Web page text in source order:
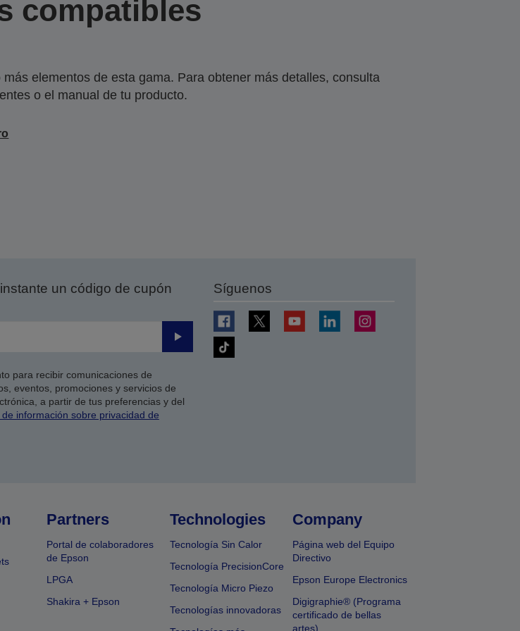
compatibles
elementos de esta gama. Para obtener más detalles, consulta
o el manual de tu producto.
un código de cupón
Enviar
para recibir comunicaciones de
eventos, promociones y servicios de
a partir de tus preferencias y del
información sobre privacidad de
Síguenos
Partners
Portal de colaboradores
de Epson
LPGA
Shakira + Epson
Technologies
Tecnología Sin Calor
Tecnología PrecisionCore
Tecnología Micro Piezo
Tecnologías innovadoras
Company
Página web del Equipo
Directivo
Epson Europe Electronics
Digigraphie® (Programa
certificado de bellas
artes)